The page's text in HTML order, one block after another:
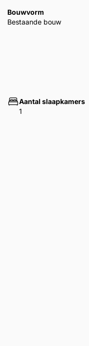
Bouwvorm
Bestaande bouw
Aantal slaapkamers
1